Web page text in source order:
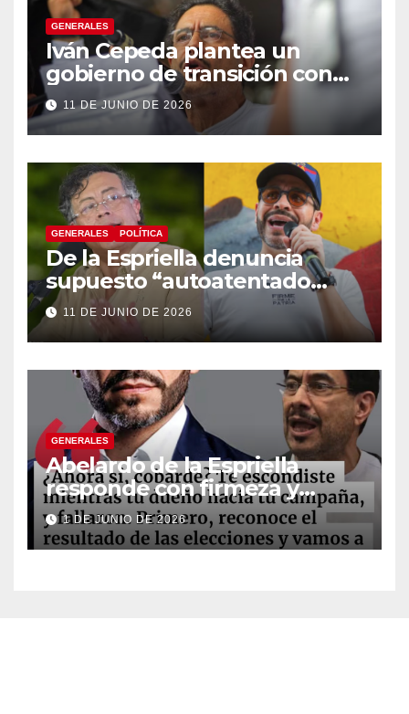
GENERALES
Iván Cepeda plantea un
gobierno de transición con
énfasis en el empalme
institucional y una eventual
constituyente
11 DE JUNIO DE 2026
GENERALES POLÍTICA
De la Espriella denuncia
supuesto “autoatentado
legislativo” tras decisión de
suspender provisionalmente
a Petro
11 DE JUNIO DE 2026
GENERALES
Abelardo de la Espriella
responde con firmeza y
fortalece su imagen de
liderazgo ante la controversia
1 DE JUNIO DE 2026